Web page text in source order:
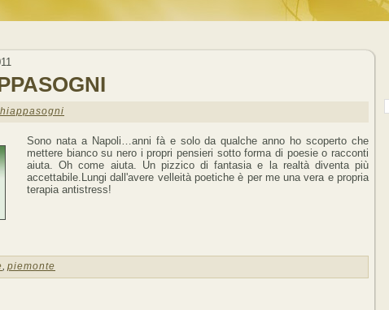
Sono nata a Napoli…anni fà e solo da qualche anno ho scoperto che
mettere bianco su nero i propri pensieri sotto forma di poesie o racconti
aiuta. Oh come aiuta. Un pizzico di fantasia e la realtà diventa più
accettabile.Lungi dall'avere velleità poetiche è per me una vera e propria
terapia antistress!
, piemonte